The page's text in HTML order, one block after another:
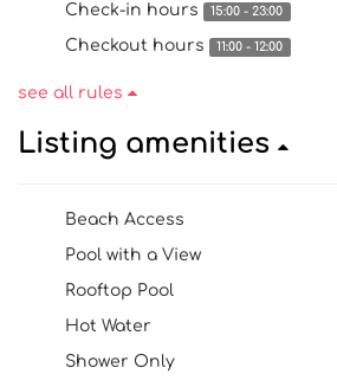
Check-in hours 15:00 - 23:00
Checkout hours 11:00 - 12:00
see all rules
Listing amenities
Beach Access
Pool with a View
Rooftop Pool
Hot Water
Shower Only